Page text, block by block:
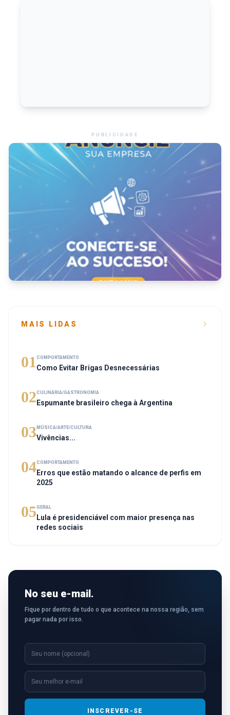
PUBLICIDADE
MAIS LIDAS
01 COMPORTAMENTO
Como Evitar Brigas Desnecessárias
02CULINÁRIA/GASTRONOMIA
Espumante brasileiro chega à Argentina
03 MÚSICA/ARTE/CULTURA
Vivências...
04COMPORTAMENTO
Erros que estão matando o alcance de perfis em
2025
05GERAL
Lula é presidenciável com maior presença nas
redes sociais
No seu e-mail.
Fique por dentro de tudo o que acontece na nossa região, sem
pagar nada por isso.
INSCREVER-SE